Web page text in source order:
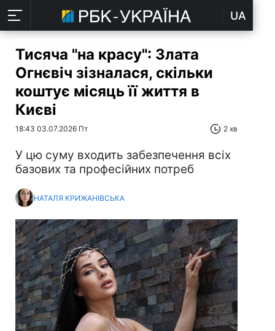
UA
Тисяча "на красу": Злата
Огнєвіч зізналася, скільки
коштує місяць її життя в
Києві
18:43 03.07.2026 Пт 2 хв
У цю суму входить забезпечення всіх
базових та професійних потреб
НАТАЛЯ КРИЖАНІВСЬКА